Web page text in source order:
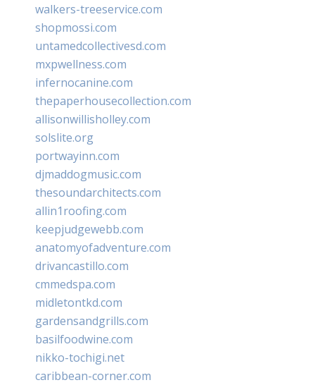
walkers-treeservice.com
shopmossi.com
untamedcollectivesd.com
mxpwellness.com
infernocanine.com
thepaperhousecollection.com
allisonwillisholley.com
solslite.org
portwayinn.com
djmaddogmusic.com
thesoundarchitects.com
allin1roofing.com
keepjudgewebb.com
anatomyofadventure.com
drivancastillo.com
cmmedspa.com
midletontkd.com
gardensandgrills.com
basilfoodwine.com
nikko-tochigi.net
caribbean-corner.com